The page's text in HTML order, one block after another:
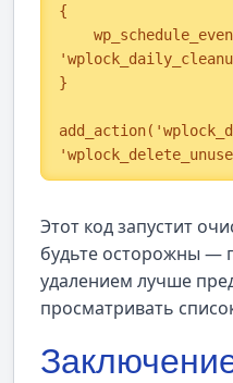
{
}
Этот код запустит
будьте осторожны —
удалением лучше
просматривать